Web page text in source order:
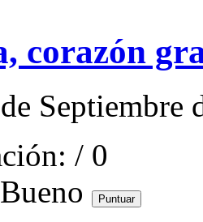
corazón
Septiembre
/ 0
Bueno